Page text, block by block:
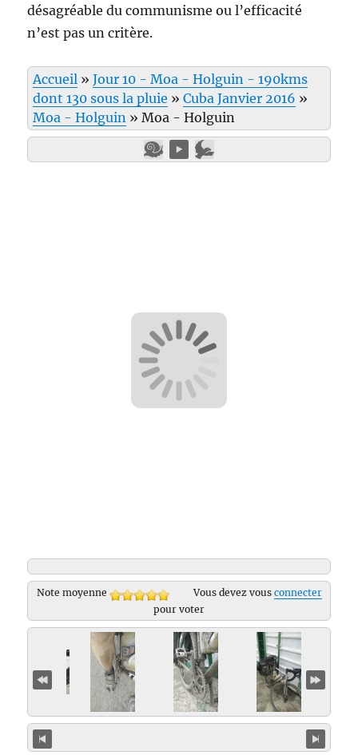
désagréable du communisme ou l’efficacité
n’est pas un critère.
Accueil »Jour 10 - Moa - Holguin - 190kms
dont 130 sous la pluie »Cuba Janvier 2016 »
Moa - Holguin »Moa - Holguin
Note moyenne Vous devez vous connecter
pour voter